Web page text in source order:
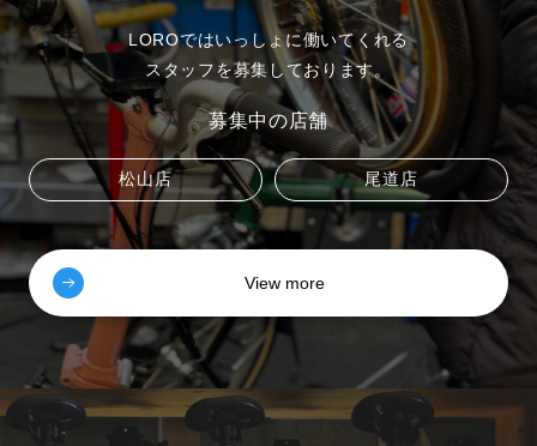
LOROではいっしょに働いてくれる
スタッフを募集しております。
募集中の店舗
松山店 尾道店
View more